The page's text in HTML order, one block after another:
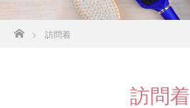
ホーム
訪問着
訪問着